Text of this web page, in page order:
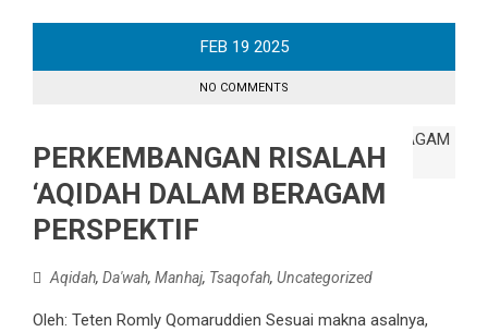
FEB 19 2025
NO COMMENTS
PERKEMBANGAN RISALAH
‘AQIDAH DALAM BERAGAM
PERSPEKTIF
Aqidah, Da'wah, Manhaj, Tsaqofah, Uncategorized
Oleh: Teten Romly Qomaruddien Sesuai makna asalnya,